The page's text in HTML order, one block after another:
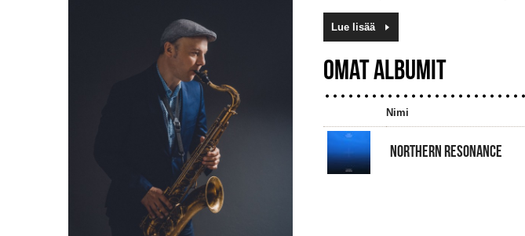
Lue lisää
OMAT ALBUMIT
Nimi
NORTHERN RESONANCE